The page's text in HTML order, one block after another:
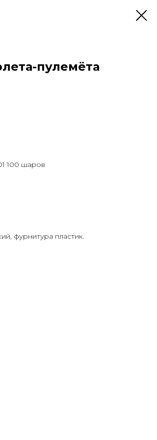
пулемёта
100 шаров
фурнитура пластик.